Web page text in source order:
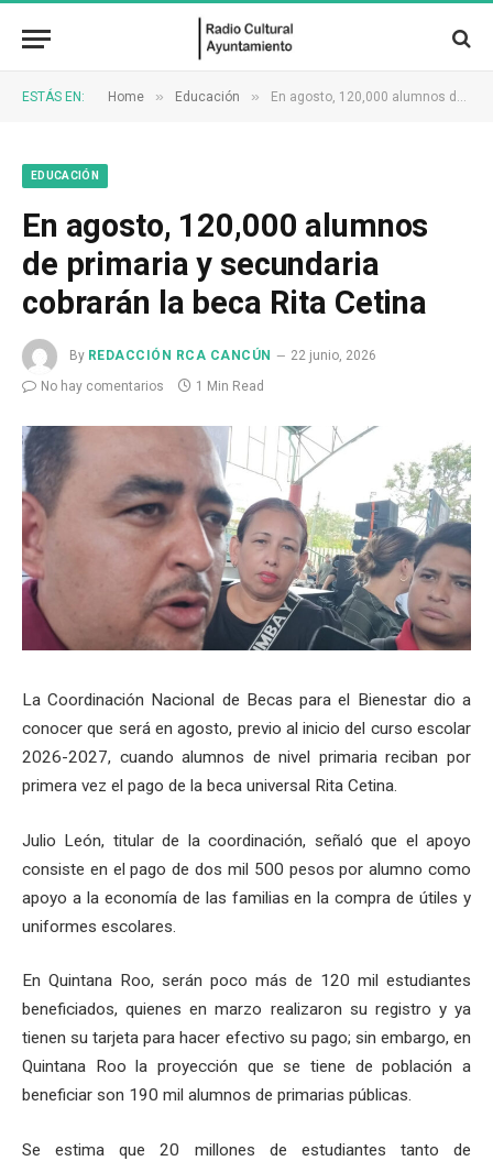
ESTÁS EN: Home » Educación » En agosto, 120,000 alumnos de primaria y secundaria cobrarán la beca Rita Cetina
EDUCACIÓN
En agosto, 120,000 alumnos
de primaria y secundaria
cobrarán la beca Rita Cetina
By REDACCIÓN RCA CANCÚN
22 junio, 2026
No hay comentarios
1 Min Read
La Coordinación Nacional de Becas para el Bienestar dio a
conocer que será en agosto, previo al inicio del curso escolar
2026-2027, cuando alumnos de nivel primaria reciban por
primera vez el pago de la beca universal Rita Cetina.
Julio León, titular de la coordinación, señaló que el apoyo
consiste en el pago de dos mil 500 pesos por alumno como
apoyo a la economía de las familias en la compra de útiles y
uniformes escolares.
En Quintana Roo, serán poco más de 120 mil estudiantes
beneficiados, quienes en marzo realizaron su registro y ya
tienen su tarjeta para hacer efectivo su pago; sin embargo, en
Quintana Roo la proyección que se tiene de población a
beneficiar son 190 mil alumnos de primarias públicas.
Se estima que 20 millones de estudiantes tanto de